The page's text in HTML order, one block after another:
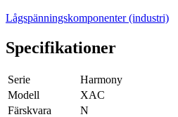
Lågspänningskomponenter (industri)
Specifikationer
Serie
Harmony
Modell
XAC
Färskvara
N